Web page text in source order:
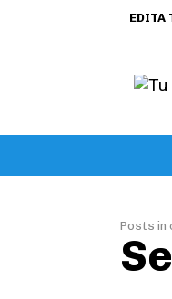
EDITA
Posts in